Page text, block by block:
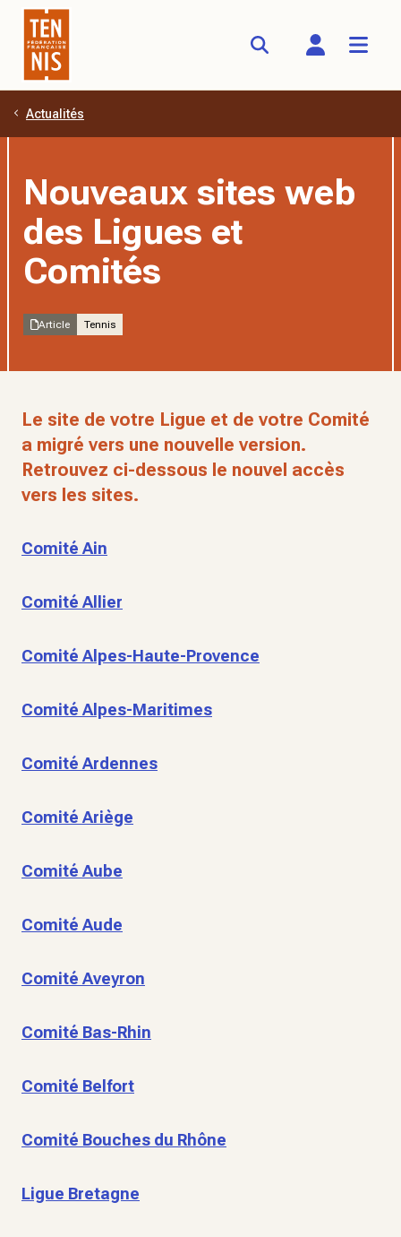
Aller au contenu principal
Actualités
Nouveaux sites web
des Ligues et
Comités
Article Tennis
Le site de votre Ligue et de votre Comité
a migré vers une nouvelle version.
Retrouvez ci-dessous le nouvel accès
vers les sites.
Comité Ain
Comité Allier
Comité Alpes-Haute-Provence
Comité Alpes-Maritimes
Comité Ardennes
Comité Ariège
Comité Aube
Comité Aude
Comité Aveyron
Comité Bas-Rhin
Comité Belfort
Comité Bouches du Rhône
Ligue Bretagne